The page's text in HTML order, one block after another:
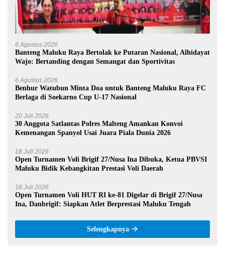
6 Agustus 2026
Banteng Maluku Raya Bertolak ke Putaran Nasional, Alhidayat
Wajo: Bertanding dengan Semangat dan Sportivitas
6 Agustus 2026
Benhur Watubun Minta Doa untuk Banteng Maluku Raya FC
Berlaga di Soekarno Cup U-17 Nasional
20 Juli 2026
30 Anggota Satlantas Polres Malteng Amankan Konvoi
Kemenangan Spanyol Usai Juara Piala Dunia 2026
18 Juli 2026
Open Turnamen Voli Brigif 27/Nusa Ina Dibuka, Ketua PBVSI
Maluku Bidik Kebangkitan Prestasi Voli Daerah
18 Juli 2026
Open Turnamen Voli HUT RI ke-81 Digelar di Brigif 27/Nusa
Ina, Danbrigif: Siapkan Atlet Berprestasi Maluku Tengah
Selengkapnya